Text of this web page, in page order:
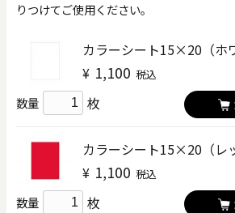
りつけてご使用ください。
カラーシート15×20（ホ
¥ 1,100 税込
数量 枚
カラーシート15×20（レ
¥ 1,100 税込
数量 枚